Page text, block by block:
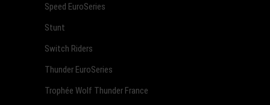
Speed EuroSeries
Stunt
Switch Riders
Thunder EuroSeries
Trophée Wolf Thunder France